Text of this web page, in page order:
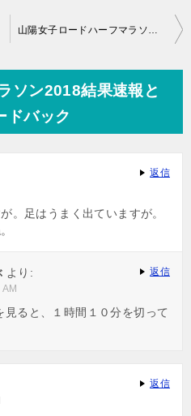
ソン2018結果速報と
ドバック
。足はうまく出ていますが。
返信
より:
ると、１時間１０分を切って
返信
返信